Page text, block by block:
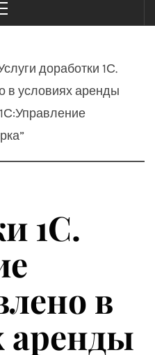
Menu
доработки 1С.
в условиях аренды
1С.
в
аренды